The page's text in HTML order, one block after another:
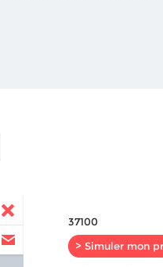
37100
> Simuler mon